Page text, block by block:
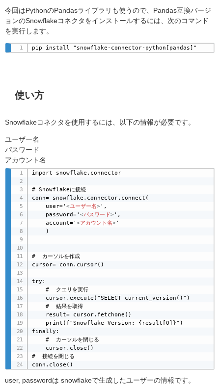
今回はPythonのPandasライブラリも使うので、Pandas互換バージ
ョンのSnowflakeコネクタをインストールするには、次のコマンド
を実行します。
pip install "snowflake-connector-python[pandas]"
使い方
Snowflakeコネクタを使用するには、以下の情報が必要です。
ユーザー名
パスワード
アカウント名
import snowflake.connector
# Snowflakeに接続
conn= snowflake.connector.connect(
    user='
<ユーザー名> ',
    password='
<パスワード> ',
    account='
<アカウント名> '
    )
#  カーソルを作成
cursor= conn.cursor()
try:
	#  クエリを実行
    cursor.execute("SELECT current_version()")
    #  結果を取得
    result= cursor.fetchone()
    print(f"Snowflake Version: {result[0]}")
finally:
    #  カーソルを閉じる
    cursor.close()
#  接続を閉じる
conn.close()
user, passwordは snowflakeで生成したユーザーの情報です。